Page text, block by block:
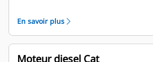
En savoir plus
Moteur diesel Cat